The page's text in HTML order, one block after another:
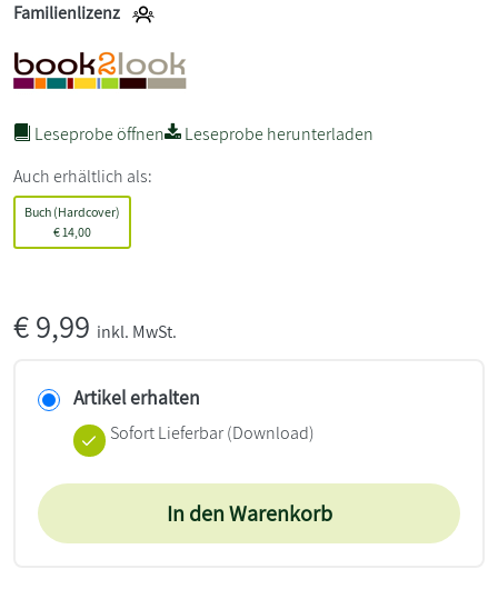
Familienlizenz
Leseprobe öffnen
Leseprobe herunterladen
Auch erhältlich als:
Buch (Hardcover)
€14,00
€9,99 inkl. MwSt.
Artikel erhalten
Sofort Lieferbar (Download)
In den Warenkorb